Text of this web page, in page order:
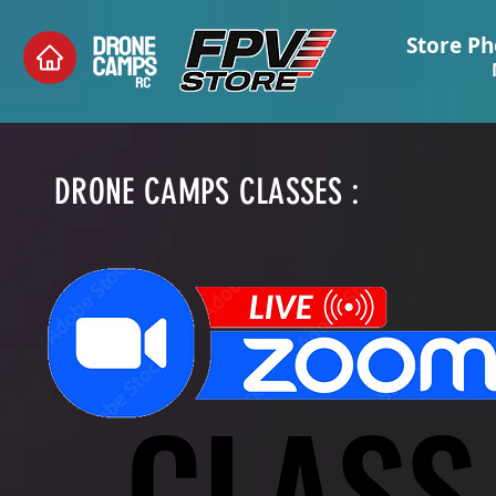
Store
DRONE CAMPS CLASSES :